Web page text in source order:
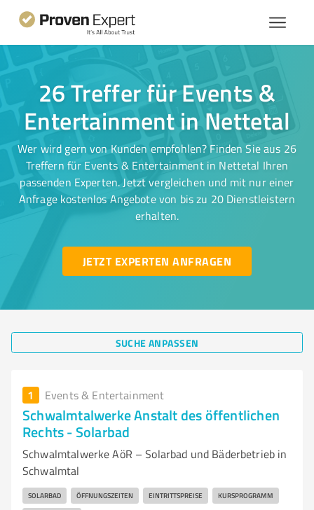
26 Treffer für Events &
Entertainment in Nettetal
Wer wird gern von Kunden empfohlen? Finden Sie aus 26
Treffern für Events & Entertainment in Nettetal Ihren
passenden Experten. Jetzt vergleichen und mit nur einer
Anfrage kostenlos Angebote von bis zu 20 Dienstleistern
erhalten.
JETZT EXPERTEN ANFRAGEN
SUCHE ANPASSEN
1 Events & Entertainment
Schwalmtalwerke Anstalt des öffentlichen
Rechts - Solarbad
Schwalmtalwerke AöR – Solarbad und Bäderbetrieb in
Schwalmtal
SOLARBAD ÖFFNUNGSZEITEN EINTRITTSPREISE KURSPROGRAMM